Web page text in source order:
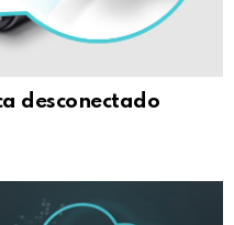
desconectado